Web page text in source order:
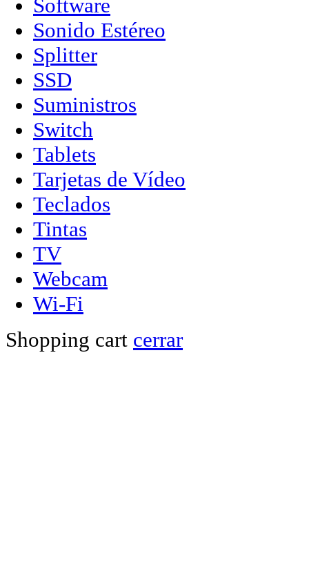
Software
Sonido Estéreo
Splitter
SSD
Suministros
Switch
Tablets
Tarjetas de Vídeo
Teclados
Tintas
TV
Webcam
Wi-Fi
Shopping cart cerrar